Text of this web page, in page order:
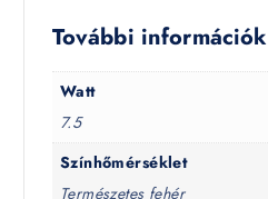
További információk
Watt
7.5
Színhőmérséklet
Természetes fehér